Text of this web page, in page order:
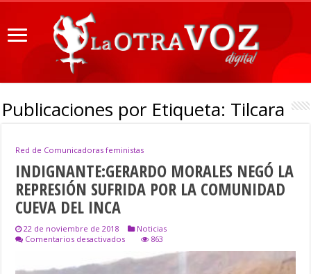
Publicaciones por Etiqueta: Tilcara
Red de Comunicadoras feministas
INDIGNANTE:GERARDO MORALES NEGÓ LA
REPRESIÓN SUFRIDA POR LA COMUNIDAD
CUEVA DEL INCA
22 de noviembre de 2018
Noticias
Comentarios desactivadosen
INDIGNANTE:GERARDO
MORALES
863